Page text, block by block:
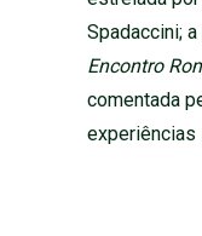
Spadaccini;
Encontro
comentada
experiências